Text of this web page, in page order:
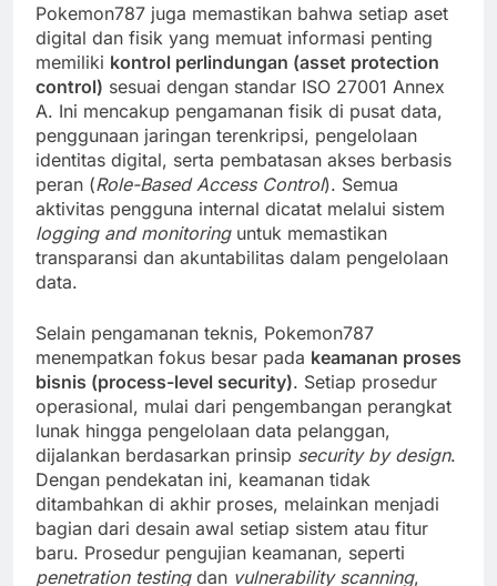
Pokemon787 juga memastikan bahwa setiap aset
digital dan fisik yang memuat informasi penting
memiliki kontrol perlindungan (asset protection
control) sesuai dengan standar ISO 27001 Annex
A. Ini mencakup pengamanan fisik di pusat data,
penggunaan jaringan terenkripsi, pengelolaan
identitas digital, serta pembatasan akses berbasis
peran (Role-Based Access Control). Semua
aktivitas pengguna internal dicatat melalui sistem
logging and monitoringuntuk memastikan
transparansi dan akuntabilitas dalam pengelolaan
data.
Selain pengamanan teknis, Pokemon787
menempatkan fokus besar pada keamanan proses
bisnis (process-level security). Setiap prosedur
operasional, mulai dari pengembangan perangkat
lunak hingga pengelolaan data pelanggan,
dijalankan berdasarkan prinsip security by design.
Dengan pendekatan ini, keamanan tidak
ditambahkan di akhir proses, melainkan menjadi
bagian dari desain awal setiap sistem atau fitur
baru. Prosedur pengujian keamanan, seperti
penetration testingdan vulnerability scanning,